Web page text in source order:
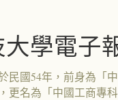
學電子
民國54年，前身為「
更名為「中國工商專